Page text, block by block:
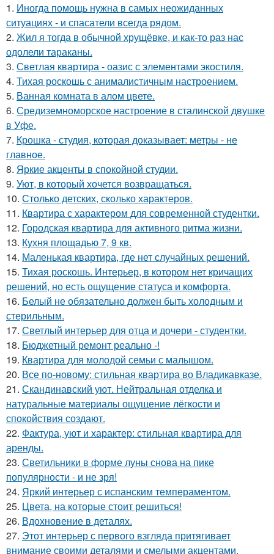
1. Иногда помощь нужна в самых неожиданных
ситуациях - и спасатели всегда рядом.
2. Жил я тогда в обычной хрущёвке, и как-то раз нас
одолели тараканы.
3. Светлая квартира - оазис с элементами экостиля.
4. Тихая роскошь с анималистичным настроением.
5. Ванная комната в алом цвете.
6. Средиземноморское настроение в сталинской двушке
в Уфе.
7. Крошка - студия, которая доказывает: метры - не
главное.
8. Яркие акценты в спокойной студии.
9. Уют, в который хочется возвращаться.
10. Столько детских, сколько характеров.
11. Квартира с характером для современной студентки.
12. Городская квартира для активного ритма жизни.
13. Кухня площадью 7, 9 кв.
14. Маленькая квартира, где нет случайных решений.
15. Тихая роскошь. Интерьер, в котором нет кричащих
решений, но есть ощущение статуса и комфорта.
16. Белый не обязательно должен быть холодным и
стерильным.
17. Светлый интерьер для отца и дочери - студентки.
18. Бюджетный ремонт реально -!
19. Квартира для молодой семьи с малышом.
20. Все по-новому: стильная квартира во Владикавказе.
21. Скандинавский уют. Нейтральная отделка и
натуральные материалы ощущение лёгкости и
спокойствия создают.
22. Фактура, уют и характер: стильная квартира для
аренды.
23. Светильники в форме луны снова на пике
популярности - и не зря!
24. Яркий интерьер с испанским темпераментом.
25. Цвета, на которые стоит решиться!
26. Вдохновение в деталях.
27. Этот интерьер с первого взгляда притягивает
внимание своими деталями и смелыми акцентами.